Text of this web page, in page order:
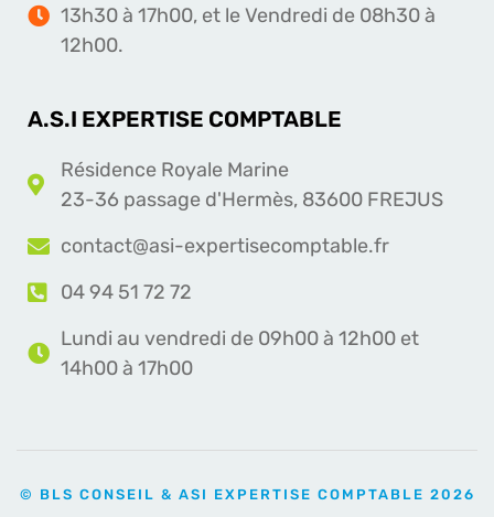
13h30 à 17h00, et le Vendredi de 08h30 à
12h00.
A.S.I EXPERTISE COMPTABLE
Résidence Royale Marine
23-36 passage d'Hermès, 83600 FREJUS
contact@asi-expertisecomptable.fr
04 94 51 72 72
Lundi au vendredi de 09h00 à 12h00 et
14h00 à 17h00
© BLS CONSEIL & ASI EXPERTISE COMPTABLE 2026